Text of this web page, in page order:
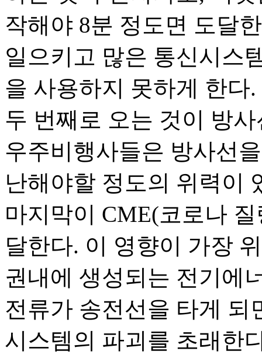
작해야 8분 정도면 도달
일으키고 많은 통신시스
을 사용하지 못하게 한다.
두 번째로 오는 것이 방
우주비행사들은 방사선
난해야할 정도의 위력이
마지막이 CME(코로나
달한다. 이 영향이 가장
권내에 생성되는 전기에
전류가 송전선을 타게 되
시스템의 파괴를 초래한